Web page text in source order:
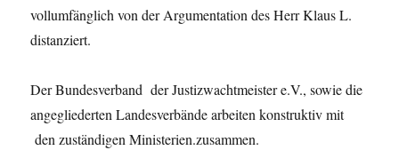
vollumfänglich von der Argumentation des Herr Klaus L.
distanziert.
Der Bundesverband der Justizwachtmeister e.V., sowie die
angegliederten Landesverbände arbeiten konstruktiv mit
den zuständigen Ministerien.zusammen.